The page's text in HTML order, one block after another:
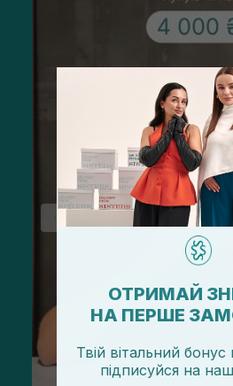
ОТРИМАЙ
НА ПЕРШЕ
Твій вітальний
підписуйся на